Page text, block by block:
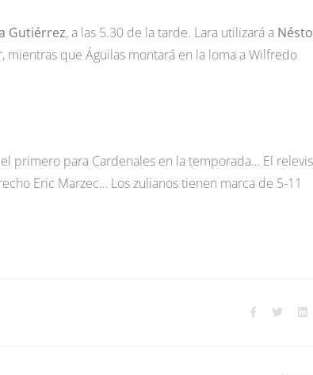
Gutiérrez, a las 5.30 de la tarde. Lara utilizará a
que Águilas montará en la loma a Wilfredo
primero para Cardenales en la temporada… El
Eric Marzec… Los zulianos tienen marca de 5-11